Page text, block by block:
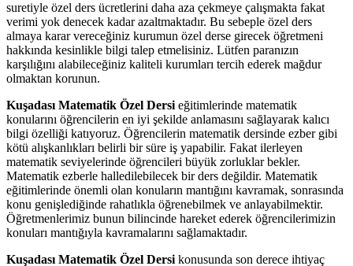
suretiyle özel ders ücretlerini daha aza çekmeye çalışmakta fakat
verimi yok denecek kadar azaltmaktadır. Bu sebeple özel ders
almaya karar vereceğiniz kurumun özel derse girecek öğretmeni
hakkında kesinlikle bilgi talep etmelisiniz. Lütfen paranızın
karşılığını alabileceğiniz kaliteli kurumları tercih ederek mağdur
olmaktan korunun.
Kuşadası Matematik Özel Dersieğitimlerinde matematik
konularını öğrencilerin en iyi şekilde anlamasını sağlayarak kalıcı
bilgi özelliği katıyoruz. Öğrencilerin matematik dersinde ezber gibi
kötü alışkanlıkları belirli bir süre iş yapabilir. Fakat ilerleyen
matematik seviyelerinde öğrencileri büyük zorluklar bekler.
Matematik ezberle halledilebilecek bir ders değildir. Matematik
eğitimlerinde önemli olan konuların mantığını kavramak, sonrasında
konu genişlediğinde rahatlıkla öğrenebilmek ve anlayabilmektir.
Öğretmenlerimiz bunun bilincinde hareket ederek öğrencilerimizin
konuları mantığıyla kavramalarını sağlamaktadır.
Kuşadası Matematik Özel Dersikonusunda son derece ihtiyaç